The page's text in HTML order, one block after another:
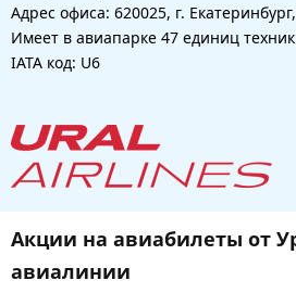
Адрес офиса: 620025, г.
Имеет в авиапарке 47 единиц
IATA код: U6
Акции на авиабилеты от
авиалинии